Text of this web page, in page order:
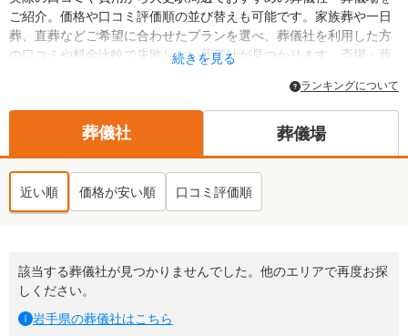
ご紹介。価格や口コミ評価順の並び替えも可能です。家族葬や一日
葬、直葬などご希望に合わせたプランを選べ、葬儀社を利用した方
の口コミや料金比較で失敗しない葬儀社が見つかります。斎場・葬
報も掲載しています。24時間の相談受付で深夜・早朝でも対応可能
です。
続きを見る
ランキングについて
葬儀社 葬儀場
近い順 価格が安い順 口コミ評価順
該当する葬儀社が見つかりませんでした。他のエリアで再度お探
しください。
岩手県の葬儀社はこちら